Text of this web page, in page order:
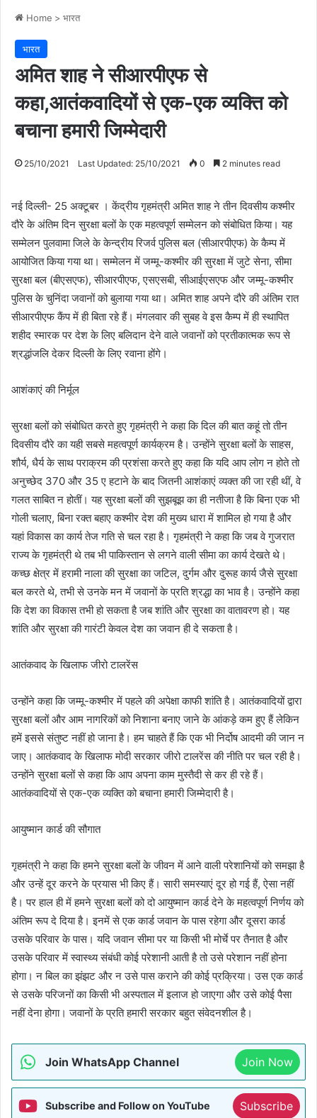
Home > भारत
भारत
अमित शाह ने सीआरपीएफ से
कहा,आतंकवादियों से एक-एक व्यक्ति को
बचाना हमारी जिम्मेदारी
25/10/2021 Last Updated: 25/10/2021 0 2 minutes read
नई दिल्ली- 25 अक्टूबर । केंद्रीय गृहमंत्री अमित शाह ने तीन दिवसीय कश्मीर
दौरे के अंतिम दिन सुरक्षा बलों के एक महत्वपूर्ण सम्मेलन को संबोधित किया। यह
सम्मेलन पुलवामा जिले के केन्द्रीय रिजर्व पुलिस बल (सीआरपीएफ) के कैम्प में
आयोजित किया गया था। सम्मेलन में जम्मू-कश्मीर की सुरक्षा में जुटे सेना, सीमा
सुरक्षा बल (बीएसएफ), सीआरपीएफ, एसएसबी, सीआईएसएफ और जम्मू-कश्मीर
पुलिस के चुनिंदा जवानों को बुलाया गया था। अमित शाह अपने दौरे की अंतिम रात
सीआरपीएफ कैंप में ही बिता रहे हैं। मंगलवार की सुबह वे इस कैम्प में ही स्थापित
शहीद स्मारक पर देश के लिए बलिदान देने वाले जवानों को प्रतीकात्मक रूप से
श्रद्धांजलि देकर दिल्ली के लिए रवाना होंगे।
आशंकाएं की निर्मूल
सुरक्षा बलों को संबोधित करते हुए गृहमंत्री ने कहा कि दिल की बात कहूं तो तीन
दिवसीय दौरे का यही सबसे महत्वपूर्ण कार्यक्रम है। उन्होंने सुरक्षा बलों के साहस,
शौर्य, धैर्य के साथ पराक्रम की प्रशंसा करते हुए कहा कि यदि आप लोग न होते तो
अनुच्छेद 370 और 35 ए हटाने के बाद जितनी आशंकाएं व्यक्त की जा रही थीं, वे
गलत साबित न होतीं। यह सुरक्षा बलों की सुझबूझ का ही नतीजा है कि बिना एक भी
गोली चलाए, बिना रक्त बहाए कश्मीर देश की मुख्य धारा में शामिल हो गया है और
यहां विकास का कार्य तेज गति से चल रहा है। गृहमंत्री ने कहा कि जब वे गुजरात
राज्य के गृहमंत्री थे तब भी पाकिस्तान से लगने वाली सीमा का कार्य देखते थे।
कच्छ क्षेत्र में हरामी नाला की सुरक्षा का जटिल, दुर्गम और दुरूह कार्य जैसे सुरक्षा
बल करते थे, तभी से उनके मन में जवानों के प्रति श्रद्धा का भाव है। उन्होंने कहा
कि देश का विकास तभी हो सकता है जब शांति और सुरक्षा का वातावरण हो। यह
शांति और सुरक्षा की गारंटी केवल देश का जवान ही दे सकता है।
आतंकवाद के खिलाफ जीरो टालरेंस
उन्होंने कहा कि जम्मू-कश्मीर में पहले की अपेक्षा काफी शांति है। आतंकवादियों द्वारा
सुरक्षा बलों और आम नागरिकों को निशाना बनाए जाने के आंकड़े कम हुए हैं लेकिन
हमें इससे संतुष्ट नहीं हो जाना है। हम चाहते हैं कि एक भी निर्दोष आदमी की जान न
जाए। आतंकवाद के खिलाफ मोदी सरकार जीरो टालरेंस की नीति पर चल रही है।
उन्होंने सुरक्षा बलों से कहा कि आप अपना काम मुस्तैदी से कर ही रहे हैं।
आतंकवादियों से एक-एक व्यक्ति को बचाना हमारी जिम्मेदारी है।
आयुष्मान कार्ड की सौगात
गृहमंत्री ने कहा कि हमने सुरक्षा बलों के जीवन में आने वाली परेशानियों को समझा है
और उन्हें दूर करने के प्रयास भी किए हैं। सारी समस्याएं दूर हो गई हैं, ऐसा नहीं
है। पर हाल ही में हमने सुरक्षा बलों को दो आयुष्मान कार्ड देने के महत्वपूर्ण निर्णय को
अंतिम रूप दे दिया है। इनमें से एक कार्ड जवान के पास रहेगा और दूसरा कार्ड
उसके परिवार के पास। यदि जवान सीमा पर या किसी भी मोर्चे पर तैनात है और
उसके परिवार में स्वास्थ्य संबंधी कोई परेशानी आती है तो उसे परेशान नहीं होना
होगा। न बिल का झंझट और न उसे पास कराने की कोई प्रक्रिया। उस एक कार्ड
से उसके परिजनों का किसी भी अस्पताल में इलाज हो जाएगा और उसे कोई पैसा
नहीं देना होगा। जवानों के प्रति हमारी सरकार बहुत संवेदनशील है।
Join WhatsApp Channel Join Now
Subscribe and Follow on YouTube Subscribe